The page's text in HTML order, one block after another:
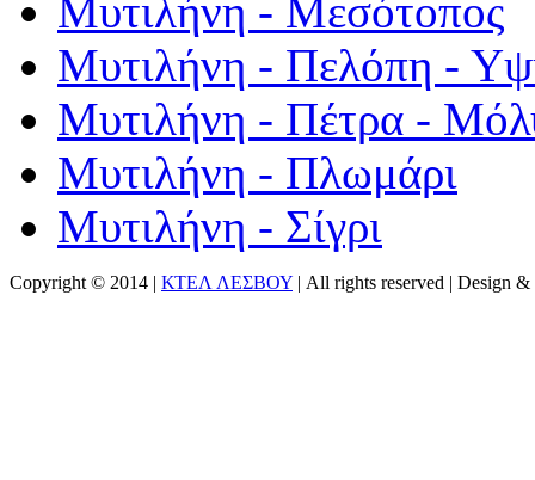
Μυτιλήνη - Μεσότοπος
Μυτιλήνη - Πελόπη -
Μυτιλήνη - Πέτρα -
Μυτιλήνη - Πλωμάρι
Μυτιλήνη - Σίγρι
Copyright © 2014 | ΚΤΕΛ ΛΕΣΒΟΥ | All rights reserved | Design &